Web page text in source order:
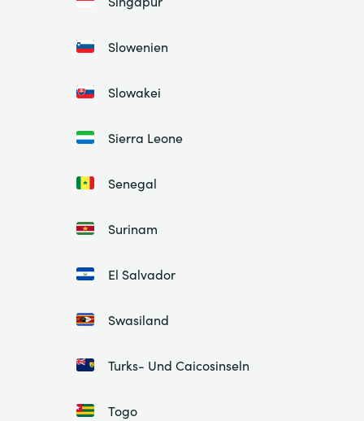
Slowenien
Slowakei
Sierra Leone
Senegal
Surinam
El Salvador
Swasiland
Turks- Und Caicosinseln
Togo